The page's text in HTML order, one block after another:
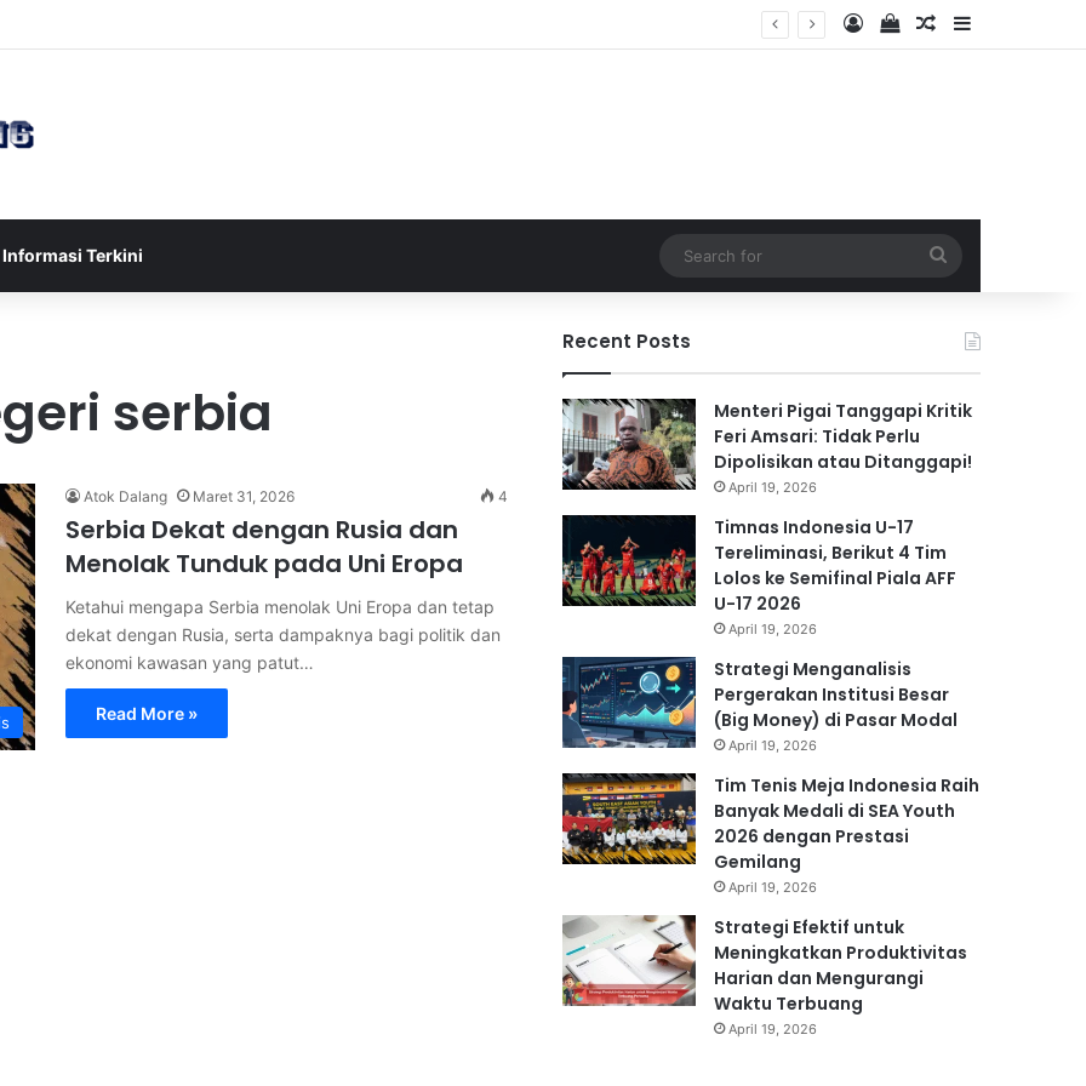
Log InView your
Random Article
Sidebar
Informasi Terkini
for
serbia
Atok Dalang Maret 31, 2026 4
Serbia Dekat dengan Rusia dan
Menolak Tunduk pada Uni Eropa
Ketahui mengapa Serbia menolak Uni Eropa dan tetap
dekat dengan Rusia, serta dampaknya bagi politik dan
ekonomi kawasan yang patut…
Read More »
Recent Posts
Menteri Pigai Tanggapi Kritik
Feri Amsari: Tidak Perlu
Dipolisikan atau Ditanggapi!
April 19, 2026
Timnas Indonesia U-17
Tereliminasi, Berikut 4 Tim
Lolos ke Semifinal Piala AFF
U-17 2026
April 19, 2026
Strategi Menganalisis
Pergerakan Institusi Besar
(Big Money) di Pasar Modal
April 19, 2026
Tim Tenis Meja Indonesia Raih
Banyak Medali di SEA Youth
2026 dengan Prestasi
Gemilang
April 19, 2026
Strategi Efektif untuk
Meningkatkan Produktivitas
Harian dan Mengurangi
Waktu Terbuang
April 19, 2026